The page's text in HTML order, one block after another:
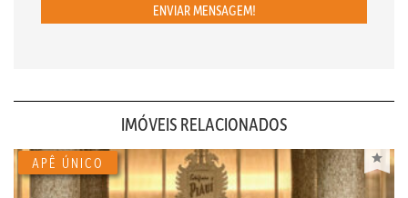
ENVIAR MENSAGEM!
IMÓVEIS RELACIONADOS